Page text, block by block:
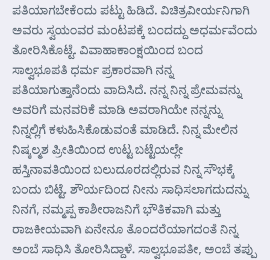
ಪತಿಯಾಗಬೇಕೆಂದು ಪಟ್ಟು ಹಿಡಿದೆ. ವಿಚಿತ್ರವೀರ್ಯನಿಗಾಗಿ
ಅವರು ಸ್ವಯಂವರ ಮಂಟಪಕ್ಕೆ ಬಂದದ್ದು ಅಧರ್ಮವೆಂದು
ತೋರಿಸಿಕೊಟ್ಟೆ. ವಿವಾಹಾಕಾಂಕ್ಷಯಿಂದ ಬಂದ
ಸಾಲ್ವಭೂಪತಿ ಧರ್ಮ ಪ್ರಕಾರವಾಗಿ ನನ್ನ
ಪತಿಯಾಗುತ್ತಾನೆಂದು ವಾದಿಸಿದೆ. ನನ್ನ ನಿನ್ನ ಪ್ರೇಮವನ್ನು
ಅವರಿಗೆ ಮನವರಿಕೆ ಮಾಡಿ ಅವರಾಗಿಯೇ ನನ್ನನ್ನು
ನಿನ್ನಲ್ಲಿಗೆ ಕಳುಹಿಸಿಕೊಡುವಂತೆ ಮಾಡಿದೆ. ನಿನ್ನ ಮೇಲಿನ
ನಿಷ್ಕಲ್ಮಶ ಪ್ರೀತಿಯಿಂದ ಉಟ್ಟ ಬಟ್ಟೆಯಲ್ಲೇ
ಹಸ್ತಿನಾವತಿಯಿಂದ ಬಲುದೂರದಲ್ಲಿರುವ ನಿನ್ನ ಸೌಭಕ್ಕೆ
ಬಂದು ಬಿಟ್ಟೆ. ಶೌರ್ಯದಿಂದ ನೀನು ಸಾಧಿಸಲಾಗದುದನ್ನು
ನಿನಗೆ, ನಮ್ಮಪ್ಪ ಕಾಶೀರಾಜನಿಗೆ ಭೌತಿಕವಾಗಿ ಮತ್ತು
ರಾಜಕೀಯವಾಗಿ ಏನೇನೂ ತೊಂದರೆಯಾಗದಂತೆ ನಿನ್ನ
ಅಂಬೆ ಸಾಧಿಸಿ ತೋರಿಸಿದ್ದಾಳೆ. ಸಾಲ್ವಭೂಪತೀ, ಅಂಬೆ ತಪ್ಪು